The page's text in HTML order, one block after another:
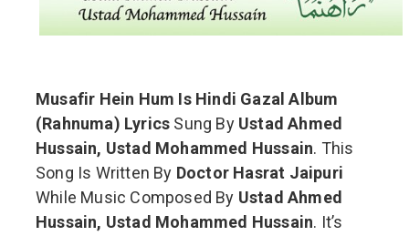
Musafir Hein Hum Is Hindi Gazal Album
(Rahnuma) Lyrics Sung By Ustad Ahmed
Hussain, Ustad Mohammed Hussain. This
Song Is Written By Doctor Hasrat Jaipuri
While Music Composed By Ustad Ahmed
Hussain, Ustad Mohammed Hussain. It’s